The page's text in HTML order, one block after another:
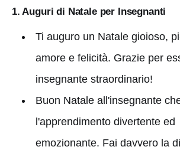
1. Auguri di Natale per Insegnanti
Ti auguro un Natale gioioso,
amore e felicità. Grazie per
insegnante straordinario!
Buon Natale all'insegnante
l'apprendimento divertente ed
emozionante. Fai davvero la